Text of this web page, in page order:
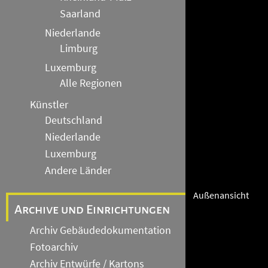
Saarland
Niederlande
Limburg
Luxemburg
Alle Regionen
Künstler
Deutschland
Niederlande
Luxemburg
Andere Länder
Archive und Einrichtungen
Archiv Gebäudedokumentation
Fotoarchiv
Archiv Entwürfe / Kartons
Außenansicht